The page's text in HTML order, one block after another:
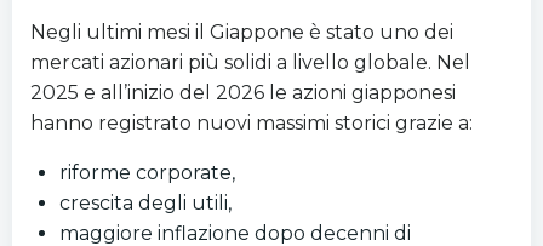
Negli ultimi mesi il Giappone è stato uno dei
mercati azionari più solidi a livello globale. Nel
2025 e all’inizio del 2026 le azioni giapponesi
hanno registrato nuovi massimi storici grazie a:
riforme corporate,
crescita degli utili,
maggiore inflazione dopo decenni di